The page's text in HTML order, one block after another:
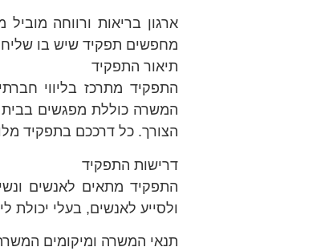
ארגון בריאות ורווחה
מחפשים תפקיד שיש בו
תיאור התפקיד
התפקיד מתרכז בליווי
המשרה כוללת מפגשים בבית
הצורך. כל דרככם בתפקיד
דרישות התפקיד
התפקיד מתאים לאנשים
ולסייע לאנשים, בעלי יכולת
תנאי המשרה ומיקומים